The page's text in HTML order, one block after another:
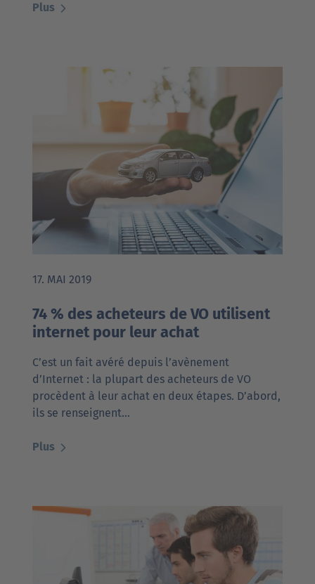
Plus
17. MAI 2019
74 % des acheteurs de VO utilisent
internet pour leur achat
C’est un fait avéré depuis l’avènement
d’Internet : la plupart des acheteurs de VO
procèdent à leur achat en deux étapes. D’abord,
ils se renseignent…
Plus